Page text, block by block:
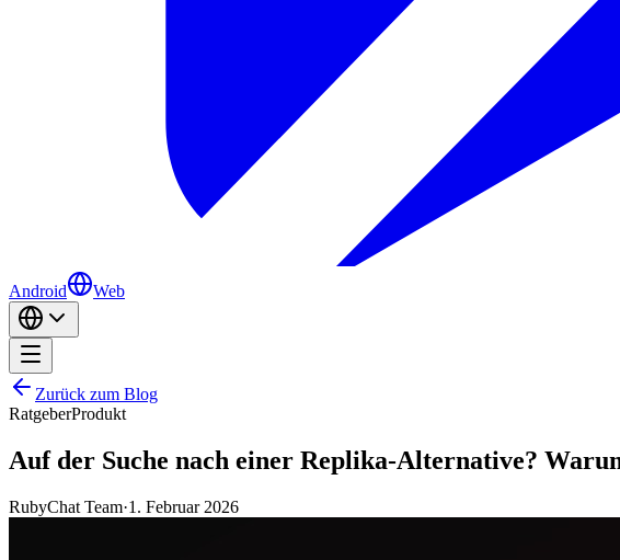
Android Web
Zurück zum Blog
RatgeberProdukt
Auf der Suche nach einer Replika-Alternative?
RubyChat Team·1. Februar 2026